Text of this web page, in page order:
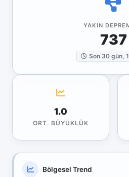
YAKIN
737
Son 30 gün,
1.0
ORT. BÜYÜKLÜK
Bölgesel Trend